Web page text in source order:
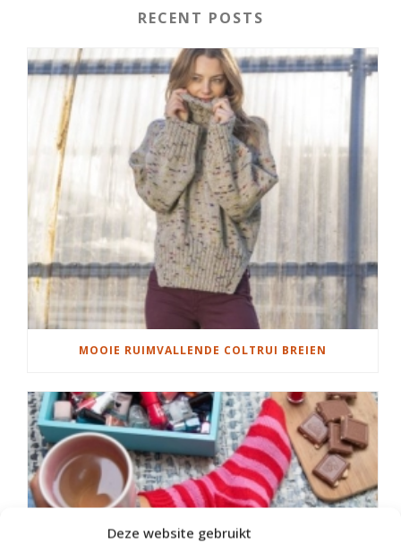
Deze website gebruikt
RECENT POSTS
MOOIE RUIMVALLENDE COLTRUI BREIEN